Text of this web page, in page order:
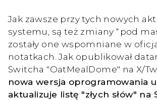
Jak zawsze przy tych nowych
systemu, są też zmiany “pod
zostały one wspomniane w
notatkach. Jak opublikował
Switcha "OatMealDome" na X/
nowa wersja oprogramowania
aktualizuje listę "złych słów" na